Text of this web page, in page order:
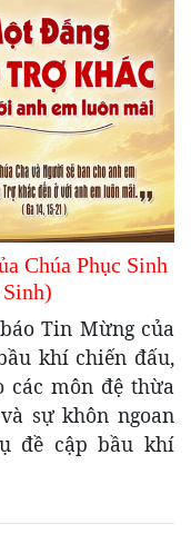
Chúa Phục Sinh
Tin Mừng của
khí chiến đấu,
các môn đệ thừa
sự khôn ngoan
đề cập bầu khí